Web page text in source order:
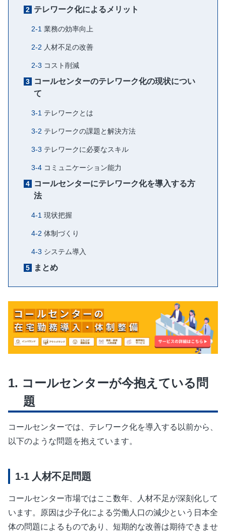
テレワーク化によるメリット
業務の効率向上
人材不足の改善
コスト削減
コールセンターのテレワーク化の現状につい
て
テレワークとは
テレワークの課題と解決方法
テレワークに必要なスキル
コミュニケーション能力
コールセンターにテレワーク化を導入する方
法
現状把握
体制づくり
システム導入
まとめ
コールセンターが今抱えている問
題
コールセンターでは、テレワーク化を導入する以前から、
以下のような問題を抱えています。
人材不足問題
コールセンター市場ではここ数年、人材不足が深刻化して
います。原因は少子化による労働人口の減少という日本全
体の問題によるものであり、短期的な改善は期待できませ